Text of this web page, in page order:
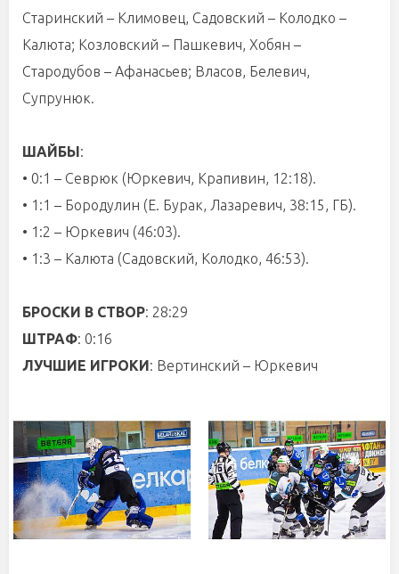
Старинский – Климовец, Садовский – Колодко –
Калюта; Козловский – Пашкевич, Хобян –
Стародубов – Афанасьев; Власов, Белевич,
Супрунюк.
ШАЙБЫ:
• 0:1 – Севрюк (Юркевич, Крапивин, 12:18).
• 1:1 – Бородулин (Е. Бурак, Лазаревич, 38:15, ГБ).
• 1:2 – Юркевич (46:03).
• 1:3 – Калюта (Садовский, Колодко, 46:53).
БРОСКИ В СТВОР: 28:29
ШТРАФ: 0:16
ЛУЧШИЕ ИГРОКИ: Вертинский – Юркевич